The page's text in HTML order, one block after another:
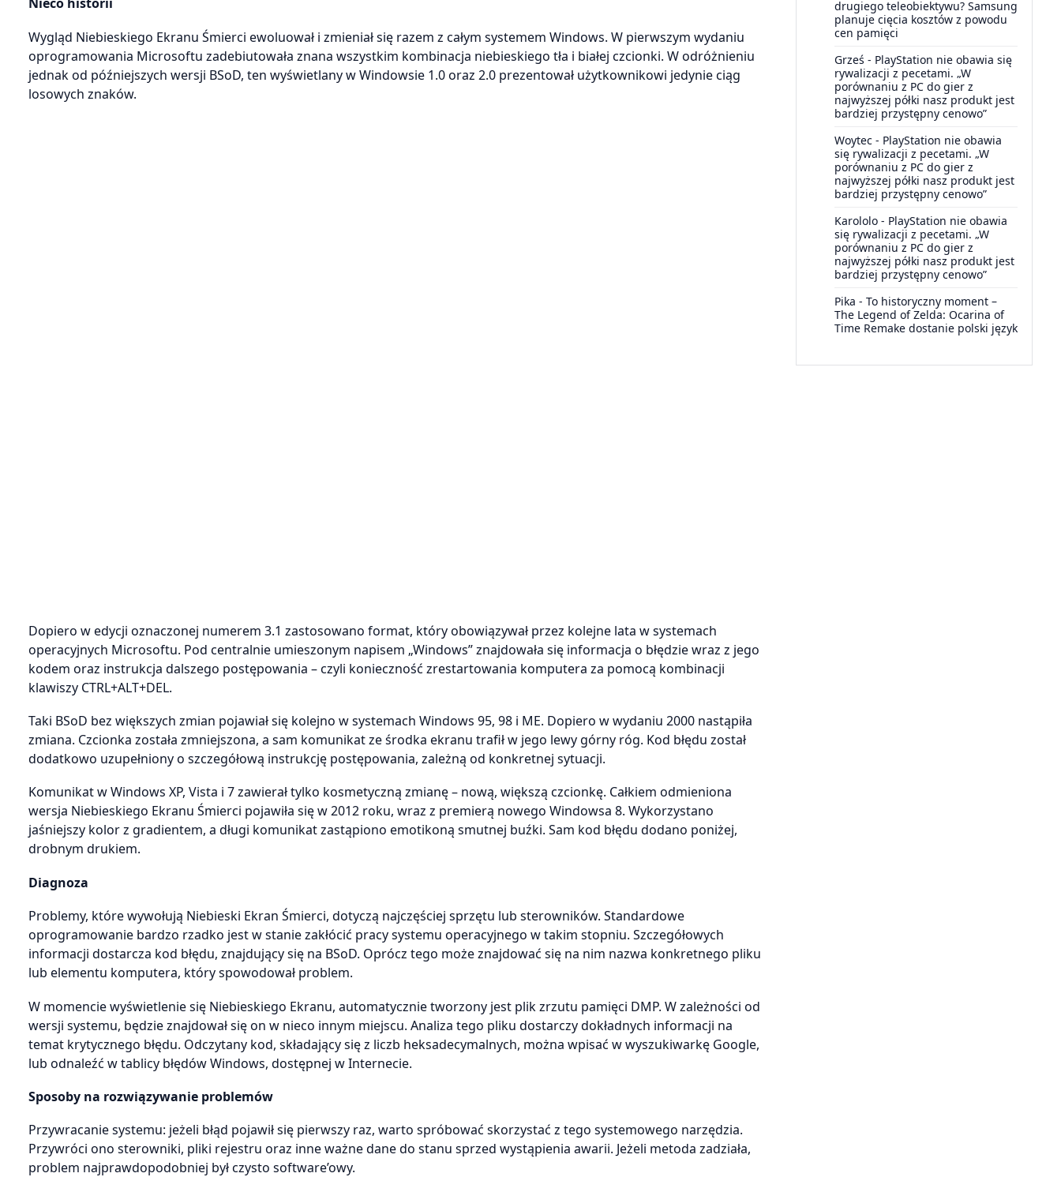
Wygląd Niebieskiego Ekranu Śmierci ewoluował i zmieniał się razem z całym systemem Windows. W pierwszym wydaniu
oprogramowania Microsoftu zadebiutowała znana wszystkim kombinacja niebieskiego tła i białej czcionki. W odróżnieniu
jednak od późniejszych wersji BSoD, ten wyświetlany w Windowsie 1.0 oraz 2.0 prezentował użytkownikowi jedynie ciąg
losowych znaków.
Dopiero w edycji oznaczonej numerem 3.1 zastosowano format, który obowiązywał przez kolejne lata w systemach
operacyjnych Microsoftu. Pod centralnie umieszonym napisem „Windows” znajdowała się informacja o błędzie wraz z jego
kodem oraz instrukcja dalszego postępowania – czyli konieczność zrestartowania komputera za pomocą kombinacji
klawiszy CTRL+ALT+DEL.
Taki BSoD bez większych zmian pojawiał się kolejno w systemach Windows 95, 98 i ME. Dopiero w wydaniu 2000 nastąpiła
zmiana. Czcionka została zmniejszona, a sam komunikat ze środka ekranu trafił w jego lewy górny róg. Kod błędu został
dodatkowo uzupełniony o szczegółową instrukcję postępowania, zależną od konkretnej sytuacji.
Komunikat w Windows XP, Vista i 7 zawierał tylko kosmetyczną zmianę – nową, większą czcionkę. Całkiem odmieniona
wersja Niebieskiego Ekranu Śmierci pojawiła się w 2012 roku, wraz z premierą nowego Windowsa 8. Wykorzystano
jaśniejszy kolor z gradientem, a długi komunikat zastąpiono emotikoną smutnej buźki. Sam kod błędu dodano poniżej,
drobnym drukiem.
Diagnoza
Problemy, które wywołują Niebieski Ekran Śmierci, dotyczą najczęściej sprzętu lub sterowników. Standardowe
oprogramowanie bardzo rzadko jest w stanie zakłócić pracy systemu operacyjnego w takim stopniu. Szczegółowych
informacji dostarcza kod błędu, znajdujący się na BSoD. Oprócz tego może znajdować się na nim nazwa konkretnego pliku
lub elementu komputera, który spowodował problem.
W momencie wyświetlenie się Niebieskiego Ekranu, automatycznie tworzony jest plik zrzutu pamięci DMP. W zależności od
wersji systemu, będzie znajdował się on w nieco innym miejscu. Analiza tego pliku dostarczy dokładnych informacji na
temat krytycznego błędu. Odczytany kod, składający się z liczb heksadecymalnych, można wpisać w wyszukiwarkę Google,
lub odnaleźć w tablicy błędów Windows, dostępnej w Internecie.
Sposoby na rozwiązywanie problemów
Przywracanie systemu: jeżeli błąd pojawił się pierwszy raz, warto spróbować skorzystać z tego systemowego narzędzia.
Przywróci ono sterowniki, pliki rejestru oraz inne ważne dane do stanu sprzed wystąpienia awarii. Jeżeli metoda zadziała,
problem najprawdopodobniej był czysto software’owy.
drugiego teleobiektywu? Samsung
planuje cięcia kosztów z powodu
cen pamięci
Grześ - PlayStation nie obawia się
rywalizacji z pecetami. „W
porównaniu z PC do gier z
najwyższej półki nasz produkt jest
bardziej przystępny cenowo”
Woytec - PlayStation nie obawia
się rywalizacji z pecetami. „W
porównaniu z PC do gier z
najwyższej półki nasz produkt jest
bardziej przystępny cenowo”
Karololo - PlayStation nie obawia
się rywalizacji z pecetami. „W
porównaniu z PC do gier z
najwyższej półki nasz produkt jest
bardziej przystępny cenowo”
Pika - To historyczny moment –
The Legend of Zelda: Ocarina of
Time Remake dostanie polski język